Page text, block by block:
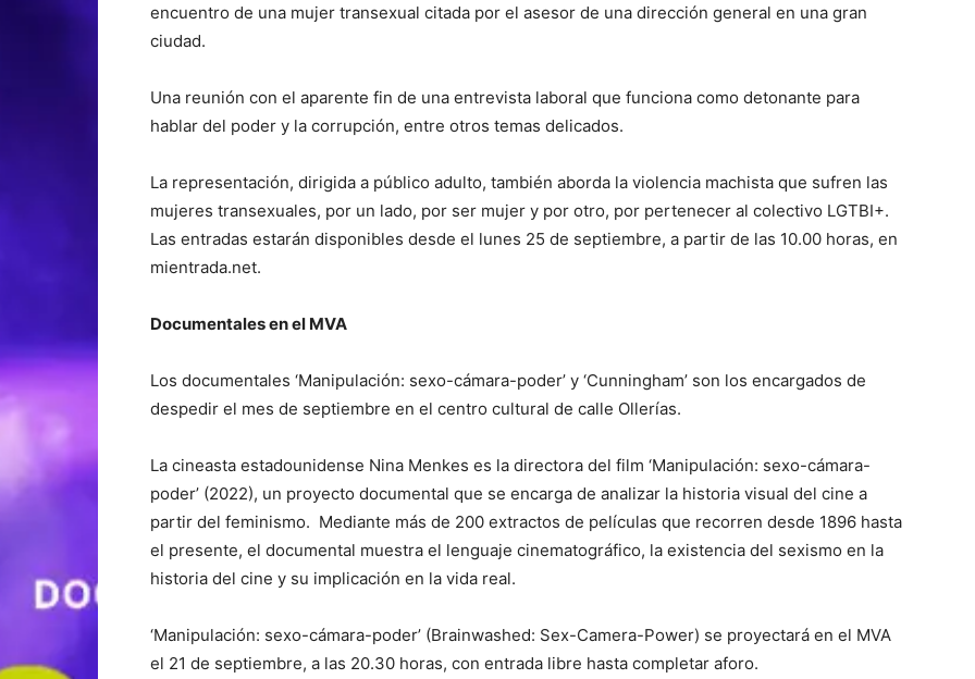
encuentro de una mujer transexual citada por el asesor de una dirección general en una gran
ciudad.
Una reunión con el aparente fin de una entrevista laboral que funciona como detonante para
hablar del poder y la corrupción, entre otros temas delicados.
La representación, dirigida a público adulto, también aborda la violencia machista que sufren las
mujeres transexuales, por un lado, por ser mujer y por otro, por pertenecer al colectivo LGTBI+.
Las entradas estarán disponibles desde el lunes 25 de septiembre, a partir de las 10.00 horas, en
mientrada.net.
Documentales en el MVA
Los documentales ‘Manipulación: sexo-cámara-poder’ y ‘Cunningham’ son los encargados de
despedir el mes de septiembre en el centro cultural de calle Ollerías.
La cineasta estadounidense Nina Menkes es la directora del film ‘Manipulación: sexo-cámara-
poder’ (2022), un proyecto documental que se encarga de analizar la historia visual del cine a
partir del feminismo. Mediante más de 200 extractos de películas que recorren desde 1896 hasta
el presente, el documental muestra el lenguaje cinematográfico, la existencia del sexismo en la
historia del cine y su implicación en la vida real.
‘Manipulación: sexo-cámara-poder’ (Brainwashed: Sex-Camera-Power) se proyectará en el MVA
el 21 de septiembre, a las 20.30 horas, con entrada libre hasta completar aforo.